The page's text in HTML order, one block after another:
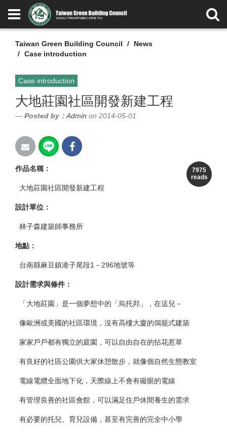
Taiwan Green Building Council
News
Case introduction
Case introduction
大地莊園社區開發新建工程
Posted by： Admin on 2014-05-01
7975
reads
作品名稱：
大地莊園社區開發新建工程
設計單位：
林子森建築師事務所
地點：
台南縣麻豆鎮港子尾段1－296地號等
設計需求與條件：
「大地莊園」是一個夢想中的「烏托邦」，在這兒－
像歐洲或美國的社區環境，沒有高樓大廈的鴿籠式建築
家家戶戶都有獨立的庭園，可以自由自在的拈花惹草
有良好的社區公園供大家休憩散步，就像個自然生態教室
電線電纜全面地下化，天際線上不會有礙眼的電線
有管理良善的社區會館，可以滿足住戶休閒養生的需求
有必要的托兒、育兒設備，甚至有完善的完全中小學